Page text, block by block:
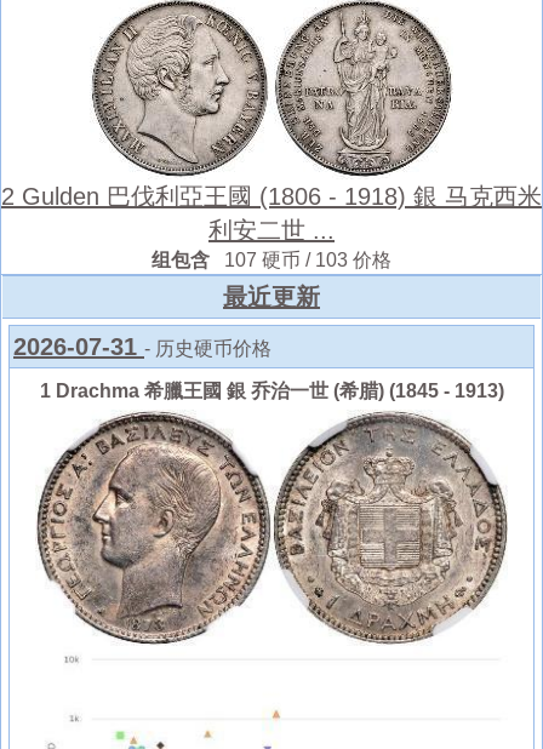
2 Gulden 巴伐利亞王國 (1806 - 1918) 銀 马克西米
利安二世 ...
组包含 107 硬币 / 103 价格
最近更新
2026-07-31 - 历史硬币价格
1 Drachma 希臘王國 銀 乔治一世 (希腊) (1845 - 1913)